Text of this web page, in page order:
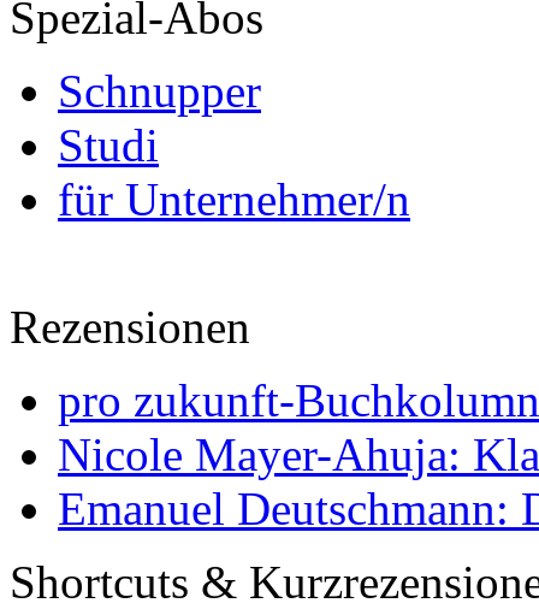
Spezial-Abos
Schnupper
Studi
für Unternehmer/n
Rezensionen
pro zukunft-
Nicole Mayer-Ahuja:
Emanuel Deutschmann:
Shortcuts &